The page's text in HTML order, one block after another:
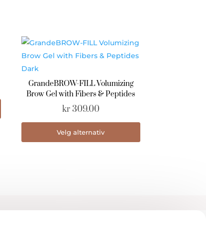
GrandeBROW-FILL Volumizing
Brow Gel with Fibers & Peptides
kr309.00
Velg alternativ
Dette